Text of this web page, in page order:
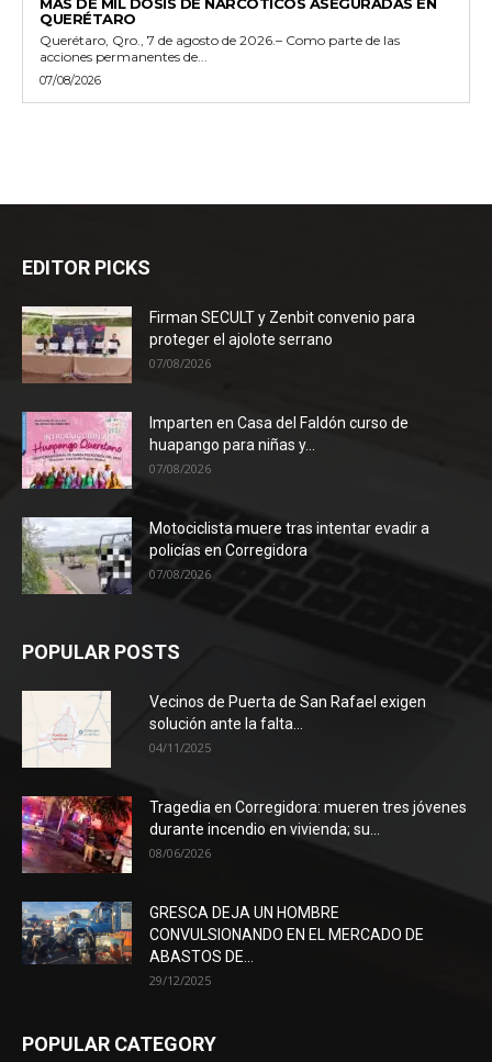
QUERÉTARO
Querétaro, Qro., 7 de agosto de 2026.– Como parte de las
acciones permanentes de...
07/08/2026
EDITOR PICKS
Firman SECULT y Zenbit convenio para
proteger el ajolote serrano
07/08/2026
Imparten en Casa del Faldón curso de
huapango para niñas y...
07/08/2026
Motociclista muere tras intentar evadir a
policías en Corregidora
07/08/2026
POPULAR POSTS
Vecinos de Puerta de San Rafael exigen
solución ante la falta...
04/11/2025
Tragedia en Corregidora: mueren tres jóvenes
durante incendio en vivienda; su...
08/06/2026
GRESCA DEJA UN HOMBRE
CONVULSIONANDO EN EL MERCADO DE
ABASTOS DE...
29/12/2025
POPULAR CATEGORY